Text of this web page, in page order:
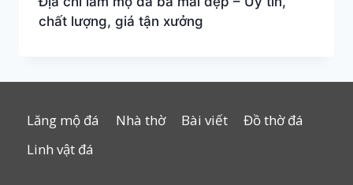
chất lượng, giá tận xưởng
Lăng mộ đá Nhà thờ Bài viết
Đồ thờ đá
Linh vật đá